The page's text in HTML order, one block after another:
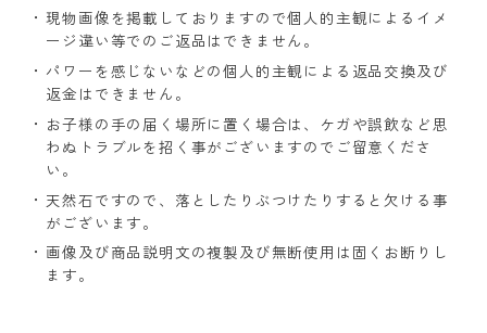
現物画像を掲載しておりますので個人的主観によるイメ
ージ違い等でのご返品はできません。
パワーを感じないなどの個人的主観による返品交換及び
返金はできません。
お子様の手の届く場所に置く場合は、ケガや誤飲など思
わぬトラブルを招く事がございますのでご留意くださ
い。
天然石ですので、落としたりぶつけたりすると欠ける事
がございます。
画像及び商品説明文の複製及び無断使用は固くお断りし
ます。